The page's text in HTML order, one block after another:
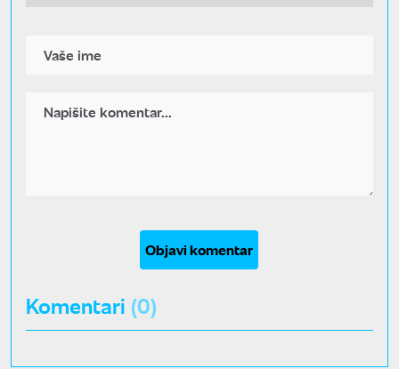
Objavi komentar
Komentari (0)